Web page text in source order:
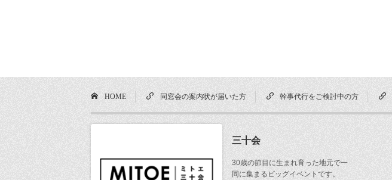
HOME 同窓会の案内状が届いた方 幹事代行をご検討中の方
三十会
30歳の節目に生まれ育った地元で一
同に集まるビッグイベントです。